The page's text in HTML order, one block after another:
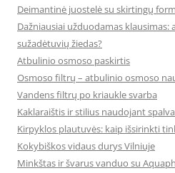
Deimantinė juostelė su skirtingų
Dažniausiai užduodamas
sužadėtuvių žiedas?
Atbulinio osmoso paskirtis
Osmoso filtrų – atbulinio osmoso
Vandens filtrų po kriaukle svarba
Kaklaraištis ir stilius naudojant
Kirpyklos plautuvės: kaip išsirinkti
Kokybiškos vidaus durys Vilniuje
Minkštas ir švarus vanduo su